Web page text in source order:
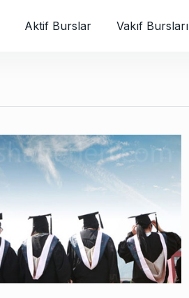
Aktif Burslar Vakıf Bursları